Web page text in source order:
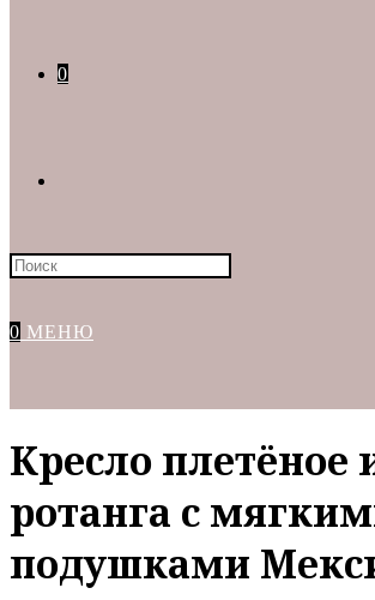
0
Искать:
0 МЕНЮ
Кресло плетёное
ротанга с
подушками